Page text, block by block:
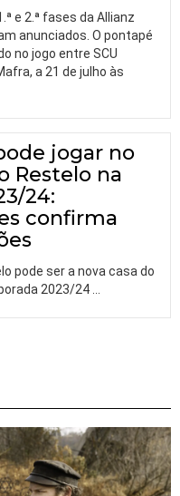
e 2.ª fases da Allianz
anunciados. O pontapé
no jogo entre SCU
a 21 de julho às
jogar no
Restelo na
24:
confirma
pode ser a nova casa do
2023/24 …